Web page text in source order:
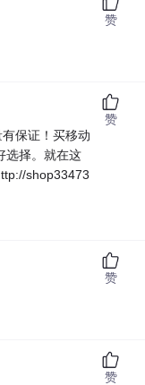
赞
保证！买移动
选择。就在这
shop33473
赞
赞
赞